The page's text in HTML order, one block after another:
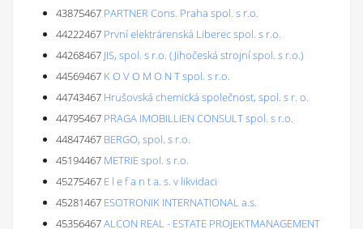
43875467 PARTNER Cons. Praha spol. s r.o.
44222467 První elektrárenská Liberec spol. s r.o.
44268467 JIS, spol. s r.o. (Jihočeská strojní spol. s r.o.)
44569467 K O V O M O N T spol. s r.o.
44743467 Hrušovská chemická společnost, spol. s r. o.
44795467 PRAGA IMOBILLIEN CONSULT spol. s r.o.
44847467 BERGO, spol. s r.o.
45194467 METRIE spol. s r.o.
45275467 E l e f a n t a. s. v likvidaci
45281467 ESOTRONIK INTERNATIONAL a.s.
45356467ALCON REAL - ESTATE PROJEKTMANAGEMENT